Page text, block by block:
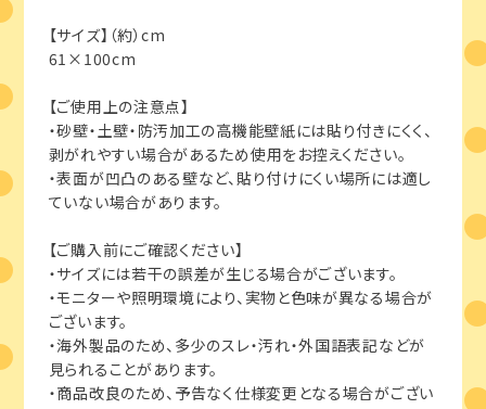
【サイズ】（約）cm
61×100cm
【ご使用上の注意点】
・砂壁・土壁・防汚加工の高機能壁紙には貼り付きにくく、
剥がれやすい場合があるため使用をお控えください。
・表面が凹凸のある壁など、貼り付けにくい場所には適し
ていない場合があります。
【ご購入前にご確認ください】
・サイズには若干の誤差が生じる場合がございます。
・モニターや照明環境により、実物と色味が異なる場合が
ございます。
・海外製品のため、多少のスレ・汚れ・外国語表記などが
見られることがあります。
・商品改良のため、予告なく仕様変更となる場合がござい